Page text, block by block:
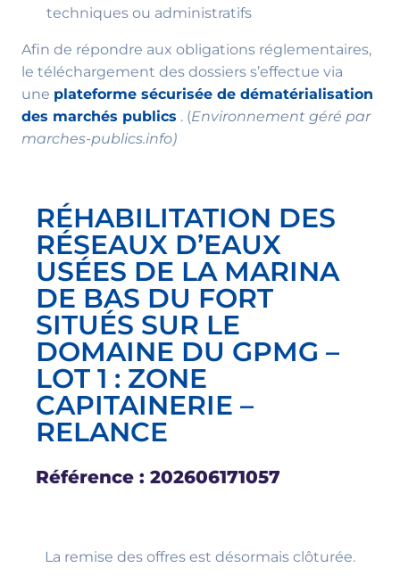
techniques ou administratifs
Afin de répondre aux obligations réglementaires,
le téléchargement des dossiers s’effectue via
une plateforme sécurisée de dématérialisation
des marchés publics . (Environnement géré par
marches-publics.info)
RÉHABILITATION DES
RÉSEAUX D’EAUX
USÉES DE LA MARINA
DE BAS DU FORT
SITUÉS SUR LE
DOMAINE DU GPMG –
LOT 1 : ZONE
CAPITAINERIE –
RELANCE
Référence : 202606171057
La remise des offres est désormais clôturée.